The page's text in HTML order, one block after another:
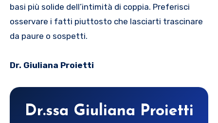
basi più solide dell’intimità di coppia. Preferisci
osservare i fatti piuttosto che lasciarti trascinare
da paure o sospetti.
Dr. Giuliana Proietti
Dr.ssa Giuliana Proietti